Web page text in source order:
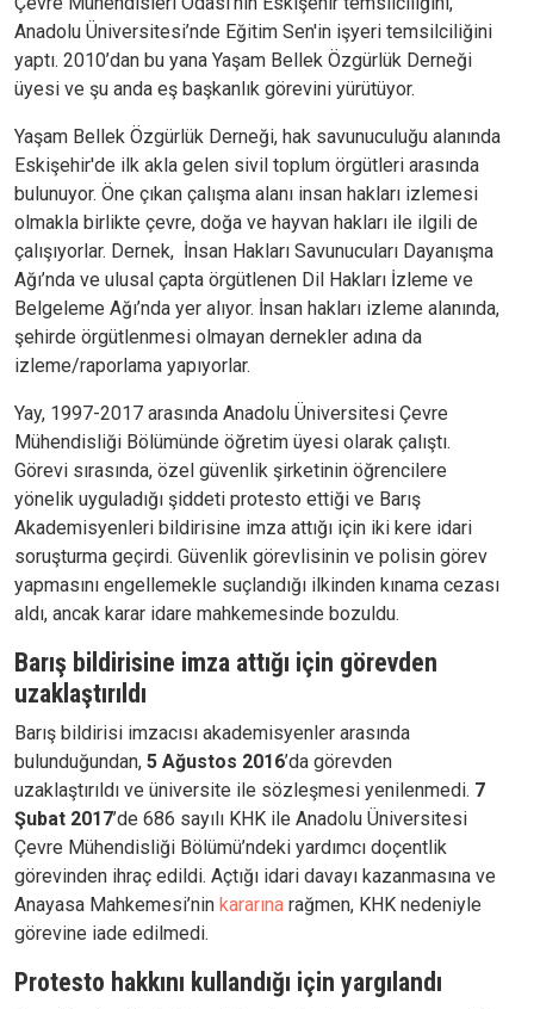
Anadolu Üniversitesi’nde Eğitim Sen'in işyeri temsilciliğini
yaptı. 2010’dan bu yana Yaşam Bellek Özgürlük Derneği
üyesi ve şu anda eş başkanlık görevini yürütüyor.
Yaşam Bellek Özgürlük Derneği, hak savunuculuğu alanında
Eskişehir'de ilk akla gelen sivil toplum örgütleri arasında
bulunuyor. Öne çıkan çalışma alanı insan hakları izlemesi
olmakla birlikte çevre, doğa ve hayvan hakları ile ilgili de
çalışıyorlar. Dernek, İnsan Hakları Savunucuları Dayanışma
Ağı’nda ve ulusal çapta örgütlenen Dil Hakları İzleme ve
Belgeleme Ağı’nda yer alıyor. İnsan hakları izleme alanında,
şehirde örgütlenmesi olmayan dernekler adına da
izleme/raporlama yapıyorlar.
Yay, 1997-2017 arasında Anadolu Üniversitesi Çevre
Mühendisliği Bölümünde öğretim üyesi olarak çalıştı.
Görevi sırasında, özel güvenlik şirketinin öğrencilere
yönelik uyguladığı şiddeti protesto ettiği ve Barış
Akademisyenleri bildirisine imza attığı için iki kere idari
soruşturma geçirdi. Güvenlik görevlisinin ve polisin görev
yapmasını engellemekle suçlandığı ilkinden kınama cezası
aldı, ancak karar idare mahkemesinde bozuldu.
Barış bildirisine imza attığı için görevden
uzaklaştırıldı
Barış bildirisi imzacısı akademisyenler arasında
bulunduğundan, 5 Ağustos 2016’da görevden
uzaklaştırıldı ve üniversite ile sözleşmesi yenilenmedi. 7
Şubat 2017’de 686 sayılı KHK ile Anadolu Üniversitesi
Çevre Mühendisliği Bölümü’ndeki yardımcı doçentlik
görevinden ihraç edildi. Açtığı idari davayı kazanmasına ve
Anayasa Mahkemesi’nin kararına rağmen, KHK nedeniyle
görevine iade edilmedi.
Protesto hakkını kullandığı için yargılandı